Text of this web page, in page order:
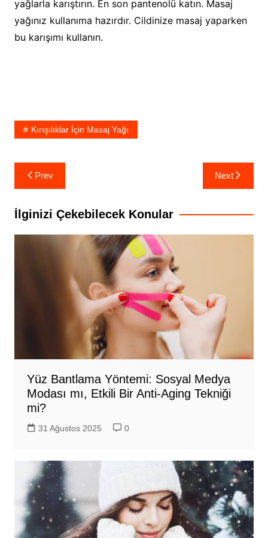
yağlarla karıştırın. En son pantenolü katın. Masaj
yağınız kullanıma hazırdır. Cildinize masaj yaparken
bu karışımı kullanın.
Kırışılıklar İçin Masaj Yağı
Yazı
gezinmesi
Prev Next
İlginizi Çekebilecek Konular
Yüz Bantlama Yöntemi: Sosyal Medya
Modası mı, Etkili Bir Anti-Aging Tekniği
mi?
31 Ağustos 2025 0